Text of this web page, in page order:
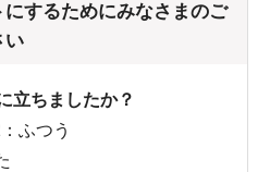
するためにみなさまのご
い
立ちましたか？
ふつう